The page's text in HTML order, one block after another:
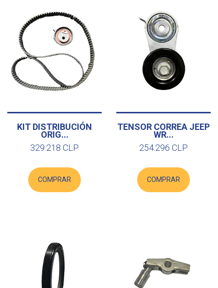
KIT DISTRIBUCIÓN
ORIG...
329.218 CLP
COMPRAR
TENSOR CORREA JEEP
WR...
254.296 CLP
COMPRAR